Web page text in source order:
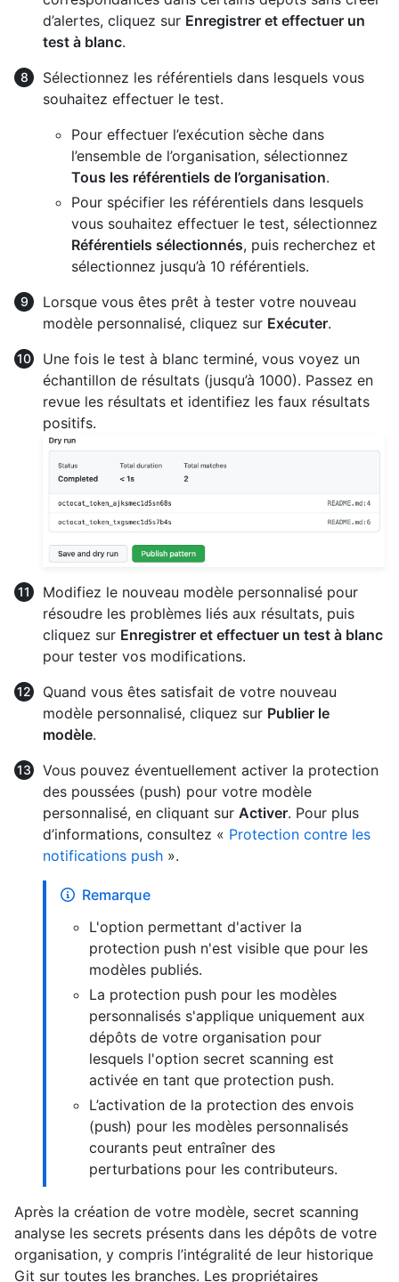
d’alertes, cliquez sur Enregistrer et effectuer un
test à blanc.
Sélectionnez les référentiels dans lesquels vous
souhaitez effectuer le test.
Pour effectuer l’exécution sèche dans
l’ensemble de l’organisation, sélectionnez
Tous les référentiels de l’organisation.
Pour spécifier les référentiels dans lesquels
vous souhaitez effectuer le test, sélectionnez
Référentiels sélectionnés, puis recherchez et
sélectionnez jusqu’à 10 référentiels.
Lorsque vous êtes prêt à tester votre nouveau
modèle personnalisé, cliquez sur Exécuter.
Une fois le test à blanc terminé, vous voyez un
échantillon de résultats (jusqu’à 1000). Passez en
revue les résultats et identifiez les faux résultats
positifs.
Modifiez le nouveau modèle personnalisé pour
résoudre les problèmes liés aux résultats, puis
cliquez sur Enregistrer et effectuer un test à blanc
pour tester vos modifications.
Quand vous êtes satisfait de votre nouveau
modèle personnalisé, cliquez sur Publier le
modèle.
Vous pouvez éventuellement activer la protection
des poussées (push) pour votre modèle
personnalisé, en cliquant sur Activer. Pour plus
d’informations, consultez « Protection contre les
notifications push ».
Remarque
L'option permettant d'activer la
protection push n'est visible que pour les
modèles publiés.
La protection push pour les modèles
personnalisés s'applique uniquement aux
dépôts de votre organisation pour
lesquels l'option secret scanning est
activée en tant que protection push.
L’activation de la protection des envois
(push) pour les modèles personnalisés
courants peut entraîner des
perturbations pour les contributeurs.
Après la création de votre modèle, secret scanning
analyse les secrets présents dans les dépôts de votre
organisation, y compris l’intégralité de leur historique
Git sur toutes les branches. Les propriétaires